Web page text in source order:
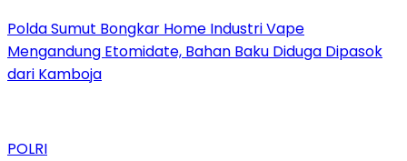
Polda Sumut Bongkar Home Industri Vape
Mengandung Etomidate, Bahan Baku Diduga Dipasok
dari Kamboja
POLRI